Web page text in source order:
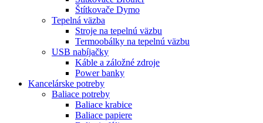
Štítkovače Dymo
Tepelná väzba
Stroje na tepelnú väzbu
Termoobálky na tepelnú väzbu
USB nabíjačky
Káble a záložné zdroje
Power banky
Kancelárske potreby
Baliace potreby
Baliace krabice
Baliace papiere